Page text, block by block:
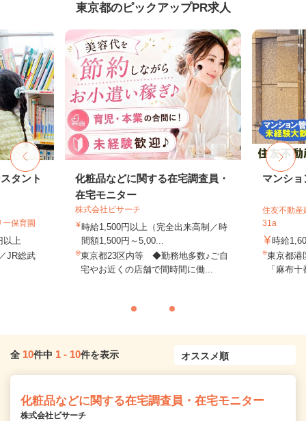
東京都のピックアップPR求人
タント
保育園
以上
JR総武
化粧品などに関する在宅調査員・
在宅モニター
株式会社ビサーチ
時給1,500円以上（完全出来高制／時
間額1,500円～5,00...
東京都23区内等 ◆勤務地多数♪ご自
宅やお近くの店舗で間時間に働...
マンシ
住友不動産
31a
時給
東京都港
「麻布
全 10件中 1 - 10件を表示
化粧品などに関する在宅調査員・在宅モニター
株式会社ビサーチ